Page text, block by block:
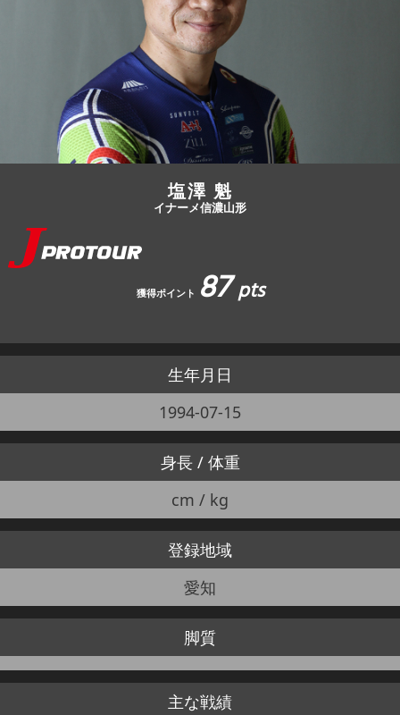
エントリー
JBCF ROAD SERIESとは
塩澤 魁
イナーメ信濃山形
獲得ポイント 87pts
生年月日
1994-07-15
身長 / 体重
cm / kg
登録地域
愛知
脚質
主な戦績